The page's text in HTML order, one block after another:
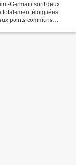
Germain sont deux
éloignées.
points communs